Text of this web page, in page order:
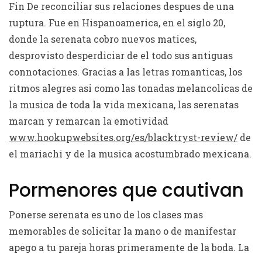
Fin De reconciliar sus relaciones despues de una
ruptura. Fue en Hispanoamerica, en el siglo 20,
donde la serenata cobro nuevos matices,
desprovisto desperdiciar de el todo sus antiguas
connotaciones. Gracias a las letras romanticas, los
ritmos alegres asi­ como las tonadas melancolicas de
la musica de toda la vida mexicana, las serenatas
marcan y remarcan la emotividad
www.hookupwebsites.org/es/blacktryst-review/ de
el mariachi y de la musica acostumbrado mexicana.
Pormenores que cautivan
Ponerse serenata es uno de los clases mas
memorables de solicitar la mano o de manifestar
apego a tu pareja horas primeramente de la boda. La